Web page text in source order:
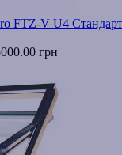
FTZ-V U4
грн